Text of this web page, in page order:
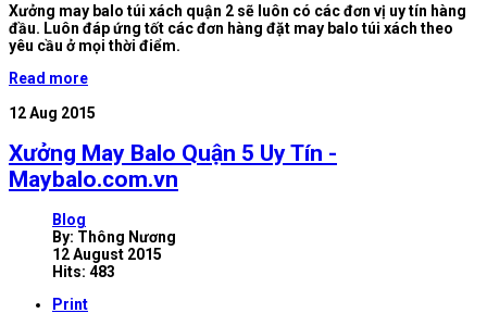
Xưởng may balo túi xách quận 2 sẽ luôn có các đơn vị uy tín hàng
đầu. Luôn đáp ứng tốt các đơn hàng đặt may balo túi xách theo
yêu cầu ở mọi thời điểm.
Read more
12Aug 2015
Xưởng May Balo Quận 5 Uy Tín -
Maybalo.com.vn
Blog
By: Thông Nương
12 August 2015
Hits: 483
Print